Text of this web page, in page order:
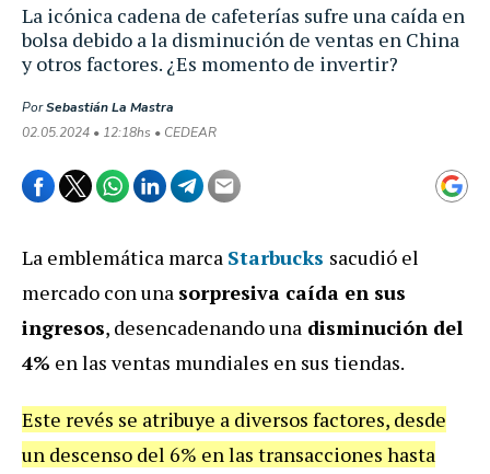
La icónica cadena de cafeterías sufre una caída en
bolsa debido a la disminución de ventas en China
y otros factores. ¿Es momento de invertir?
PorSebastián La Mastra
02.05.2024 • 12:18hs • CEDEAR
La emblemática marca Starbucks sacudió el
mercado con una sorpresiva caída en sus
ingresos, desencadenando una disminución del
4% en las ventas mundiales en sus tiendas.
Este revés se atribuye a diversos factores, desde
un descenso del 6% en las transacciones hasta